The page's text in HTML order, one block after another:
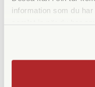
information som du
Maxhöjd utan
(cm)
Maxbelastning (kg)